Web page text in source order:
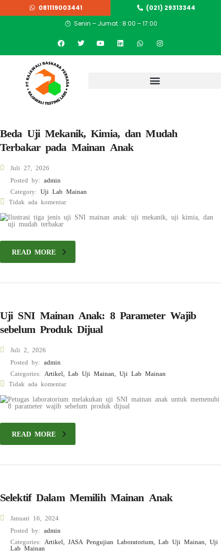
081119003441
(021) 29313344
Senin – Jumat : 8:00 – 17:00
Beda Uji Mekanik, Kimia, dan Mudah
Terbakar pada Mainan Anak
Juli 27, 2026
Posted by: admin
Category: Uji Lab Mainan
Tidak ada komentar
READ MORE
Uji SNI Mainan Anak: 8 Parameter Wajib
sebelum Produk Dijual
Juli 2, 2026
Posted by: admin
Categories: Artikel, Lab Uji Mainan, Uji Lab Mainan
Tidak ada komentar
READ MORE
Selektif Dalam Memilih Mainan Anak
Januari 16, 2024
Posted by: admin
Categories: Artikel, JASA Pengujian Laboratorium, Lab Uji Mainan, Uji
Lab Mainan